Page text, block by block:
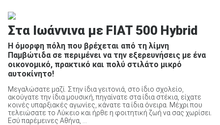
Στα Ιωάννινα με FIAT 500 Hybrid
Η όμορφη πόλη που βρέχεται από τη λίμνη
Παμβώτιδα σε περιμένει να την εξερευνήσεις με ένα
οικονομικό, πρακτικό και πολύ στιλάτο μικρό
αυτοκίνητο!
Μεγαλώσατε μαζί. Στην ίδια γειτονιά, στο ίδιο σχολείο,
ακούγατε την ίδια μουσική, πηγαίνατε στα ίδια στέκια, είχατε
κοινές υπαρξιακές αγωνίες, κάνατε τα ίδια όνειρα. Μέχρι που
τελειώσατε το Λύκειο και ήρθε η φοιτητική ζωή να σας χωρίσει.
Εσύ παρέμεινες Αθήνα, ...